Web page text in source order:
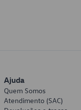
Ajuda
Quem Somos
Atendimento (SAC)